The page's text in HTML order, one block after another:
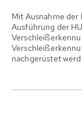
Mit Ausnahme
Ausführung der
nachgerüstet